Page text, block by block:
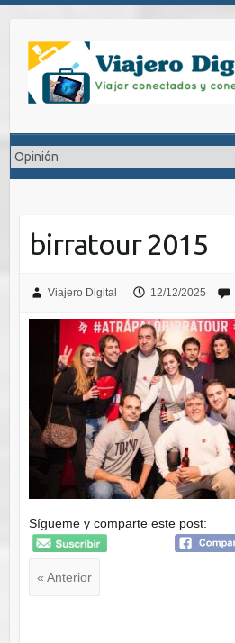
contenido
birratour 2015
Viajero Digital 12/12/2025
Sígueme y comparte este post:
« Anterior